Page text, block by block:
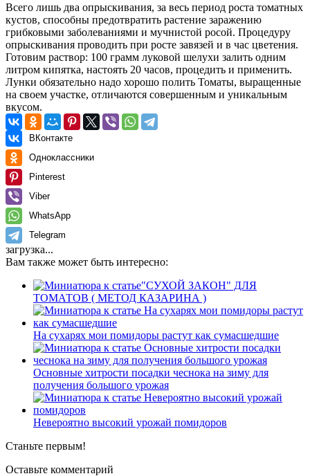
Всего лишь два опрыскивания, за весь период роста томатных
кустов, способны предотвратить растение заражению
грибковыми заболеваниями и мучнистой росой. Процедуру
опрыскивания проводить при росте завязей и в час цветения.
Готовим раствор: 100 грамм луковой шелухи залить одним
литром кипятка, настоять 20 часов, процедить и применить.
Лунки обязательно надо хорошо полить Томаты, выращенные
на своем участке, отличаются совершенным и уникальным
вкусом.
ВКонтакте
Одноклассники
Pinterest
Viber
WhatsApp
Telegram
загрузка...
Вам также может быть интересно:
"СУХОЙ ЗАКОН" ДЛЯ
ТОМАТОВ ( МЕТОД КАЗАРИНА )
На сухарях мои помидоры растут как сумасшедшие
Основные хитрости посадки чеснока на зиму для
получения большого урожая
Невероятно высокий урожай помидоров
Станьте первым!
Оставьте комментарий